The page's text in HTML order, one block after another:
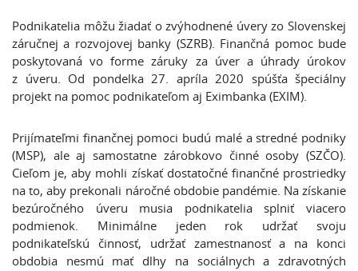
Podnikatelia môžu žiadať o zvýhodnené úvery zo Slovenskej
záručnej a rozvojovej banky (SZRB). Finančná pomoc bude
poskytovaná vo forme záruky za úver a úhrady úrokov
z úveru. Od pondelka 27. apríla 2020 spúšťa špeciálny
projekt na pomoc podnikateľom aj Eximbanka (EXIM).
Prijímateľmi finančnej pomoci budú malé a stredné podniky
(MSP), ale aj samostatne zárobkovo činné osoby (SZČO).
Cieľom je, aby mohli získať dostatočné finančné prostriedky
na to, aby prekonali náročné obdobie pandémie. Na získanie
bezúročného úveru musia podnikatelia splniť viacero
podmienok. Minimálne jeden rok udržať svoju
podnikateľskú činnosť, udržať zamestnanosť a na konci
obdobia nesmú mať dlhy na sociálnych a zdravotných